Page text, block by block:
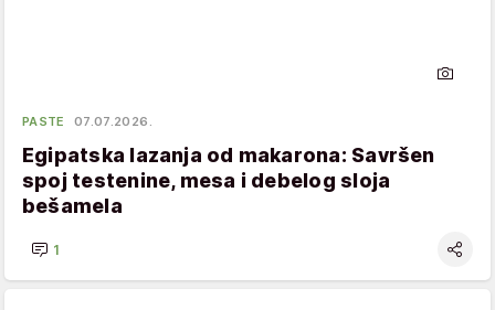
PASTE 07.07.2026.
Egipatska lazanja od makarona: Savršen
spoj testenine, mesa i debelog sloja
bešamela
1